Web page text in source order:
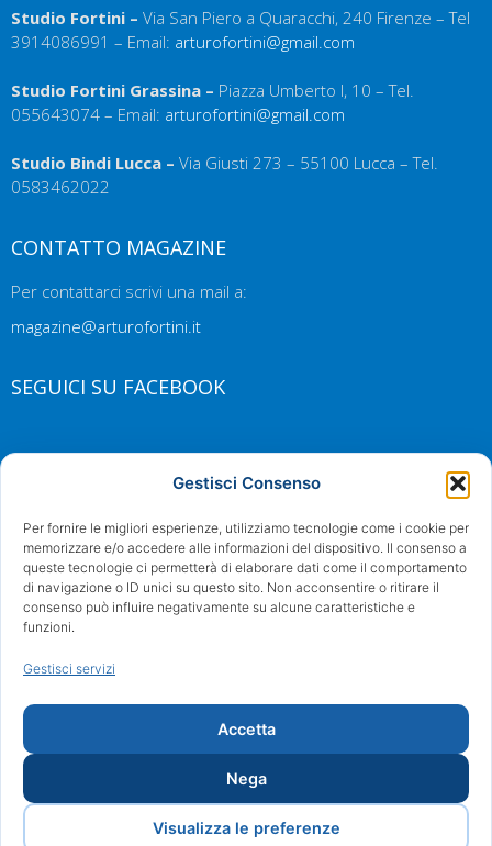
Gestisci Consenso
Per fornire le migliori esperienze, utilizziamo tecnologie come i cookie per
memorizzare e/o accedere alle informazioni del dispositivo. Il consenso a
queste tecnologie ci permetterà di elaborare dati come il comportamento
di navigazione o ID unici su questo sito. Non acconsentire o ritirare il
consenso può influire negativamente su alcune caratteristiche e
funzioni.
Gestisci servizi
Accetta
Nega
Visualizza le preferenze
Studio Fortini – Via San Piero a Quaracchi, 240 Firenze – Tel
3914086991 – Email: arturofortini@gmail.com
Studio Fortini Grassina – Piazza Umberto I, 10 – Tel.
055643074 – Email: arturofortini@gmail.com
Studio Bindi Lucca – Via Giusti 273 – 55100 Lucca – Tel.
0583462022
CONTATTO MAGAZINE
Per contattarci scrivi una mail a:
magazine@arturofortini.it
SEGUICI SU FACEBOOK
©2017 Arturo Fortini | Tutti i diritti riservati | Powered by Proweb